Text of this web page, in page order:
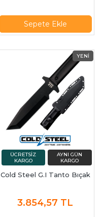
Sepete Ekle
Cold Steel G.I Tanto Bıçak
3.854,57 TL